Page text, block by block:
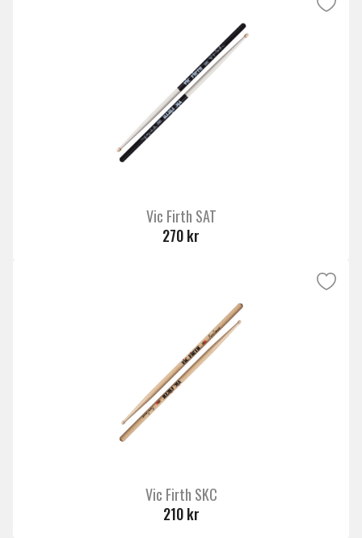
Vic Firth SAT
270 kr
Vic Firth SKC
210 kr